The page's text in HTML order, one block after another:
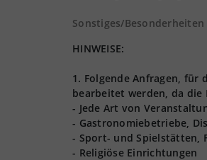
Sonstiges/Besonderheiten
HINWEISE:
1. Folgende Anfragen, für
bearbeitet werden, da
- Jede Art von
- Gastronomiebetriebe,
- Sport- und Spielstätten,
- Religiöse Einrichtungen